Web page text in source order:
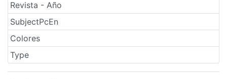
Revista - Año
SubjectPcEn
Colores
Type